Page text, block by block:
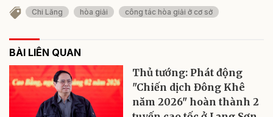
Chi Lăng hòa giải công tác hòa giải ở cơ sở
BÀI LIÊN QUAN
Thủ tướng: Phát động
"Chiến dịch Đông Khê
năm 2026" hoàn thành 2